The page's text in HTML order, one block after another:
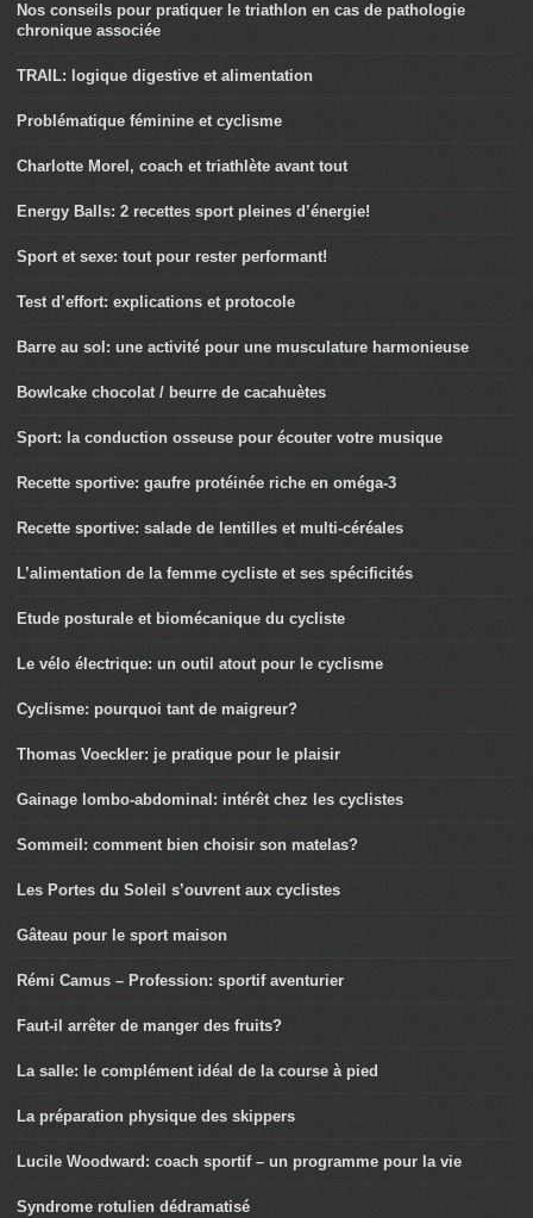
Nos conseils pour pratiquer le triathlon en cas de pathologie
chronique associée
TRAIL: logique digestive et alimentation
Problématique féminine et cyclisme
Charlotte Morel, coach et triathlète avant tout
Energy Balls: 2 recettes sport pleines d’énergie!
Sport et sexe: tout pour rester performant!
Test d’effort: explications et protocole
Barre au sol: une activité pour une musculature harmonieuse
Bowlcake chocolat / beurre de cacahuètes
Sport: la conduction osseuse pour écouter votre musique
Recette sportive: gaufre protéinée riche en oméga-3
Recette sportive: salade de lentilles et multi-céréales
L’alimentation de la femme cycliste et ses spécificités
Etude posturale et biomécanique du cycliste
Le vélo électrique: un outil atout pour le cyclisme
Cyclisme: pourquoi tant de maigreur?
Thomas Voeckler: je pratique pour le plaisir
Gainage lombo-abdominal: intérêt chez les cyclistes
Sommeil: comment bien choisir son matelas?
Les Portes du Soleil s’ouvrent aux cyclistes
Gâteau pour le sport maison
Rémi Camus – Profession: sportif aventurier
Faut-il arrêter de manger des fruits?
La salle: le complément idéal de la course à pied
La préparation physique des skippers
Lucile Woodward: coach sportif – un programme pour la vie
Syndrome rotulien dédramatisé